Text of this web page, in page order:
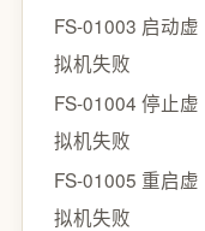
FS-01003 启动虚
拟机失败
FS-01004 停止虚
拟机失败
FS-01005 重启虚
拟机失败